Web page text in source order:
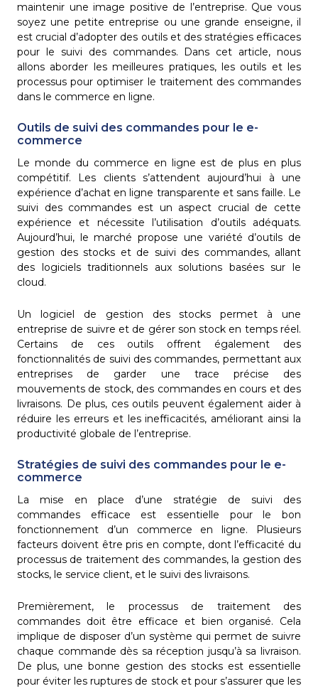
maintenir une image positive de l’entreprise. Que vous
soyez une petite entreprise ou une grande enseigne, il
est crucial d’adopter des outils et des stratégies efficaces
pour le suivi des commandes. Dans cet article, nous
allons aborder les meilleures pratiques, les outils et les
processus pour optimiser le traitement des commandes
dans le commerce en ligne.
Outils de suivi des commandes pour le e-
commerce
Le monde du commerce en ligne est de plus en plus
compétitif. Les clients s’attendent aujourd’hui à une
expérience d’achat en ligne transparente et sans faille. Le
suivi des commandes est un aspect crucial de cette
expérience et nécessite l’utilisation d’outils adéquats.
Aujourd’hui, le marché propose une variété d’outils de
gestion des stocks et de suivi des commandes, allant
des logiciels traditionnels aux solutions basées sur le
cloud.
Un logiciel de gestion des stocks permet à une
entreprise de suivre et de gérer son stock en temps réel.
Certains de ces outils offrent également des
fonctionnalités de suivi des commandes, permettant aux
entreprises de garder une trace précise des
mouvements de stock, des commandes en cours et des
livraisons. De plus, ces outils peuvent également aider à
réduire les erreurs et les inefficacités, améliorant ainsi la
productivité globale de l’entreprise.
Stratégies de suivi des commandes pour le e-
commerce
La mise en place d’une stratégie de suivi des
commandes efficace est essentielle pour le bon
fonctionnement d’un commerce en ligne. Plusieurs
facteurs doivent être pris en compte, dont l’efficacité du
processus de traitement des commandes, la gestion des
stocks, le service client, et le suivi des livraisons.
Premièrement, le processus de traitement des
commandes doit être efficace et bien organisé. Cela
implique de disposer d’un système qui permet de suivre
chaque commande dès sa réception jusqu’à sa livraison.
De plus, une bonne gestion des stocks est essentielle
pour éviter les ruptures de stock et pour s’assurer que les